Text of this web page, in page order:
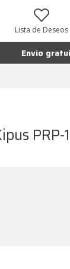
Lista de Deseos
Envío
PRP-